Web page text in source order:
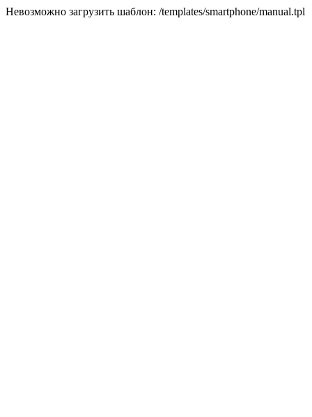
Невозможно загрузить шаблон: /templates/smartphone/manual.tpl